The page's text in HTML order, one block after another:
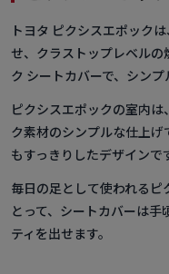
トヨタ ピクシスエポック
せ、クラストップレベル
ク シートカバーで、シン
ピクシスエポックの室内
ク素材のシンプルな仕上
もすっきりしたデザインで
毎日の足として使われる
とって、シートカバーは
ティを出せます。